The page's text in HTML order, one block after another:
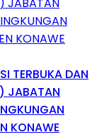
TERBUKA DAN
JABATAN
KONAWE